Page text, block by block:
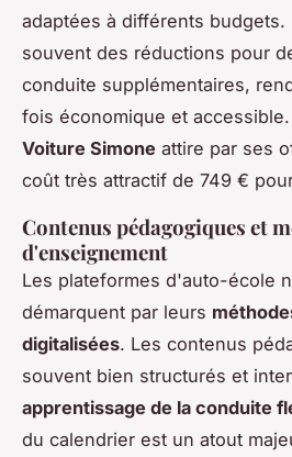
adaptées à différents
souvent des réductions pour
conduite supplémentaires,
fois économique et accessible.
Voiture Simone attire par ses
coût très attractif de 749 €
Contenus pédagogiques et
d'enseignement
Les plateformes d'auto-école
démarquent par leurs
digitalisées . Les contenus
souvent bien structurés et
apprentissage de la conduite
du calendrier est un atout